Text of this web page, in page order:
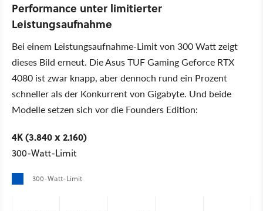
Performance unter limitierter
Leistungsaufnahme
Bei einem Leistungsaufnahme-Limit von 300 Watt zeigt
dieses Bild erneut. Die Asus TUF Gaming Geforce RTX
4080 ist zwar knapp, aber dennoch rund ein Prozent
schneller als der Konkurrent von Gigabyte. Und beide
Modelle setzen sich vor die Founders Edition:
4K (3.840 x 2.160)
300-Watt-Limit
300-Watt-Limit